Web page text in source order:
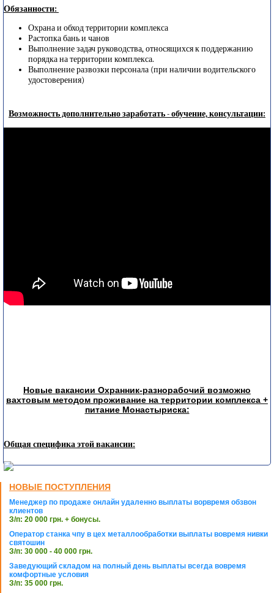
Обязанности:
Охрана и обход территории комплекса
Растопка бань и чанов
Выполнение задач руководства, относящихся к поддержанию
порядка на территории комплекса.
Выполнение развозки персонала (при наличии водительского
удостоверения)
Возможность дополнительно заработать - обучение, консультации:
Новые вакансии Охранник-разнорабочий возможно
вахтовым методом проживание на территории комплекса +
питание Монастыриска:
Общая специфика этой вакансии:
НОВЫЕ ПОСТУПЛЕНИЯ
Менеджер по продаже онлайн удаленно выплаты ворвремя обзвон
клиентов
З/п: 20 000 грн. + бонусы.
Оператор станка чпу в цех металлообработки выплаты вовремя нивки
святошин
З/п: 30 000 - 40 000 грн.
Заведующий складом на полный день выплаты всегда вовремя
комфортные условия
З/п: 35 000 грн.